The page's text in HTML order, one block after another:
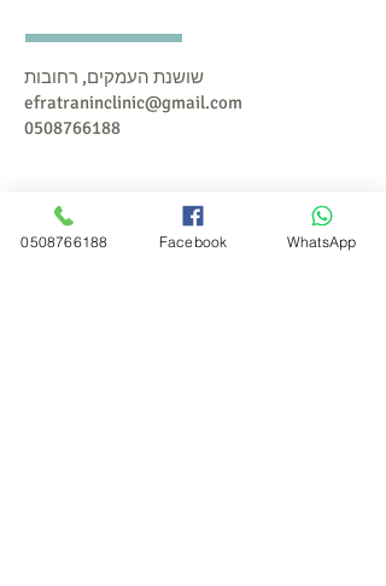
שושנת העמקים, רחובות
efratraninclinic@gmail.com
0508766188
0508766188 Facebook WhatsApp